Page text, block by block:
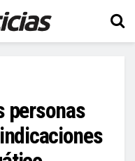
personas